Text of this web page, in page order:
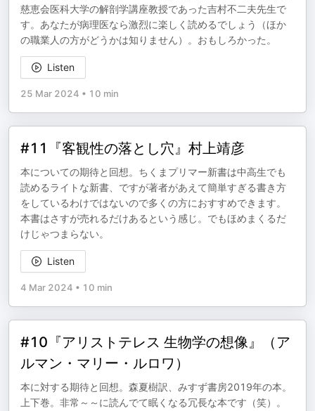
慈恵会医科大学の解剖学講座教授であった吉村不二夫先生で
す。あなたが病理医なら激烈に楽しく読めるでしょう（ほか
の職業人の方がどうかは知りません）。おもしろかった。
Listen
25 Mar 2024 • 10 min
#11『客観性の落とし穴』村上靖彦
本についての期待と回想。ちくまプリマー新書は中高生でも
読めるライトな新書、ですが著者があえて簡単すぎる書き方
をしているわけではないので多くの方におすすめできます。
本書はさすが売れるだけあるという感じ。でもほめまくるだ
けじゃつまらない。
Listen
4 Mar 2024 • 10 min
#10『アリストテレス 生物学の想像』（ア
ルマン・マリー・ルロワ）
本に対する期待と回想。森夏樹訳、みすず書房2019年の本。
上下巻。非常～～に読んでて眠くなる冗長な本です（笑）。